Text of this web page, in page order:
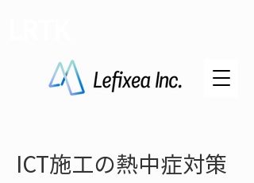
ICT施工の熱中症対策